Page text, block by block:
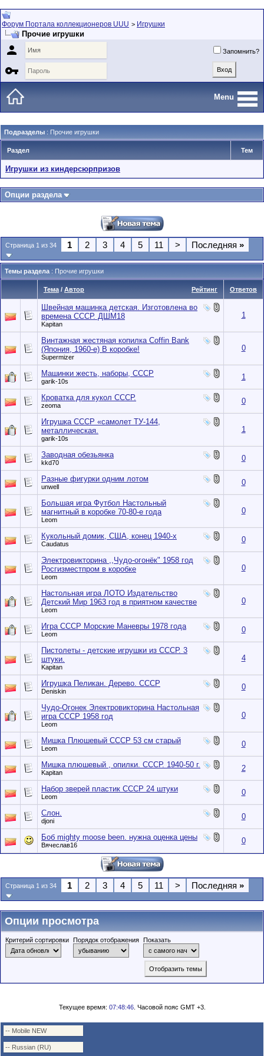
Форум Портала коллекционеров UUU > Игрушки
Прочие игрушки
 Запомнить?

Menu
Подразделы : Прочие игрушки
Раздел Тем
Игрушки из киндерсюрпризов
Опции раздела
Страница 1 из 34 1 2 3 4 5 11 > Последняя »
Темы раздела : Прочие игрушки
Рейтинг
Тема / Автор Ответов
Швейная машинка детская. Изготовлена во
времена СССР. ДШМ18
Kapitan
1
Винтажная жестяная копилка Coffin Bank
(Япония, 1960-е) В коробке!
Supermizer
0
Машинки жесть, наборы, СССР
garik-10s 1
Кроватка для кукол СССР.
zeoma 0
Игрушка СССР «самолет ТУ-144,
металлическая.
garik-10s
1
Заводная обезьянка
kkd70 0
Разные фигурки одним лотом
unwell 0
Большая игра Футбол Настольный
магнитный в коробке 70-80-е года
Leom
0
Кукольный домик, США, конец 1940-х
Caudatus 0
Электровикторина ,,Чудо-огонёк" 1958 год
Росгизместпром в коробке
Leom
0
Настольная игра ЛОТО Издательство
Детский Мир 1963 год в приятном качестве
Leom
0
Игра СССР Морские Маневры 1978 года
Leom 0
Пистолеты - детские игрушки из СССР. 3
штуки.
Kapitan
4
Игрушка Пеликан. Дерево. СССР
Deniskin 0
Чудо-Огонек Электровикторина Настольная
игра СССР 1958 год
Leom
0
Мишка Плюшевый СССР 53 см старый
Leom 0
Мишка плюшевый , опилки. СССР. 1940-50 г.
Kapitan 2
Набор зверей пластик СССР 24 штуки
Leom 0
Слон.
djoni 0
Боб mighty moose been. нужна оценка цены
Вячеслав16 0
Страница 1 из 34 1 2 3 4 5 11 > Последняя »
Опции просмотра
Критерий сортировки Порядок отображения Показать
Текущее время: 07:48:46. Часовой пояс GMT +3.